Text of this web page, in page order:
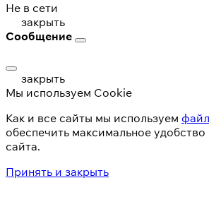
Не в сети
закрыть
Сообщение
закрыть
Мы используем Cookie
Как и все сайты мы используем
обеспечить максимальное
сайта.
Принять и закрыть